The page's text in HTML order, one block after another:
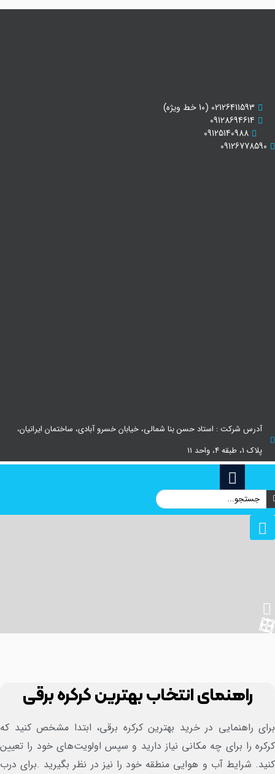
02126411593 (10 خط ویژه)
09128694614
09125140988
09126778590
آدرس شرکت : استاد حسن بنا شمالی، خیابان خسرو آبادی، ساختمان ایرانیان،
پلاک ۱، طبقه ۴، واحد ۱۱
راهنمای انتخاب بهترین کرکره برقی
راهنمایی در خرید بهترین کرکره برقی، ابتدا مشخص کنید که
را برای چه مکانی نیاز دارید و سپس اولویت‌های خود را تعیین
شرایط آب و هوایی منطقه خود را نیز در نظر بگیرید .برای درب